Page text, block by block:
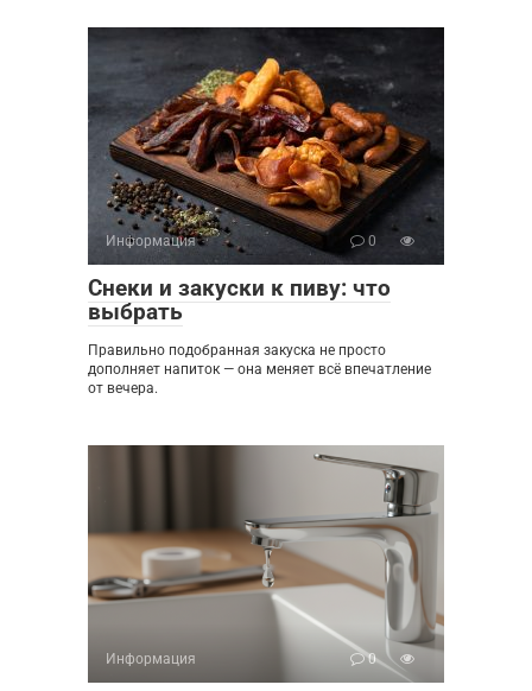
Информация 0
Снеки и закуски к пиву: что
выбрать
Правильно подобранная закуска не просто
дополняет напиток — она меняет всё впечатление
от вечера.
Информация 0